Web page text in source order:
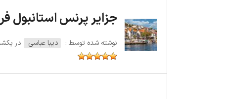
جزایر پرنس استانبول
نوشته شده توسط : دیبا عباسی در یکشنبه 11